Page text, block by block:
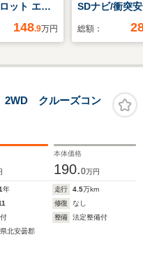
ット エデ
4WD 純正 9
装置/両側
ー/全方位
/ヘッドラ
148.9万円
SDナビ/衝突
シートヒータ
LED/USBジャ
続/ETC/EBD
滑り防止装置
総額：
2WD クルーズコン
本体価格
190.0万円
年 走行 4.5万km
修復
なし
整備
法定整備付
北安曇郡